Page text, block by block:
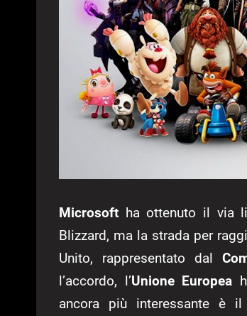
Microsoft ha ottenuto il via
Blizzard, ma la strada per
Unito, rappresentato dal
l’accordo, l’Unione Europea
ancora più interessante è